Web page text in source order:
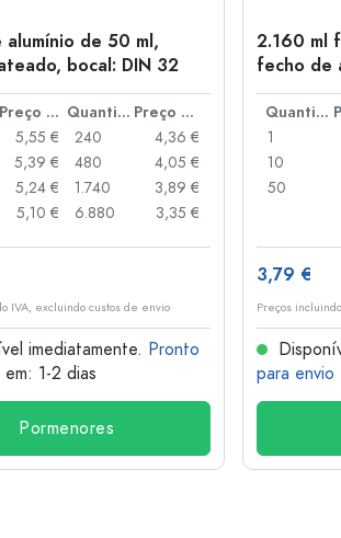
alumínio de 50 ml,
bocal: DIN 32
Preço por peça Quantidade
Preço por peça
5,55 €
5,39 €
5,24 €
5,10 €
240
4,36 €
480
4,05 €
1.740
3,89 €
6.880
3,35 €
IVA, excluindo custos de envio
imediatamente. Pronto
em: 1-2 dias
Pormenores
2.160 ml
fecho de
de
Quantidade
1
10
50
3,79 €
Preços
para envio